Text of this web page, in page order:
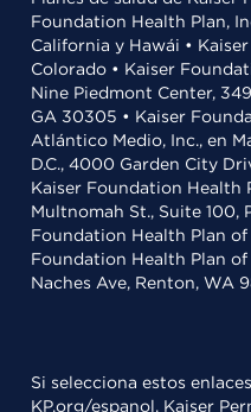
Foundation Health Plan,
California y Hawái •
Colorado • Kaiser
Nine Piedmont Center,
GA 30305 • Kaiser
Atlántico Medio, Inc., en
D.C., 4000 Garden City
Kaiser Foundation Health
Multnomah St., Suite 100,
Foundation Health Plan
Foundation Health Plan
Naches Ave, Renton, WA
Si selecciona estos enlaces
KP.org/espanol. Kaiser